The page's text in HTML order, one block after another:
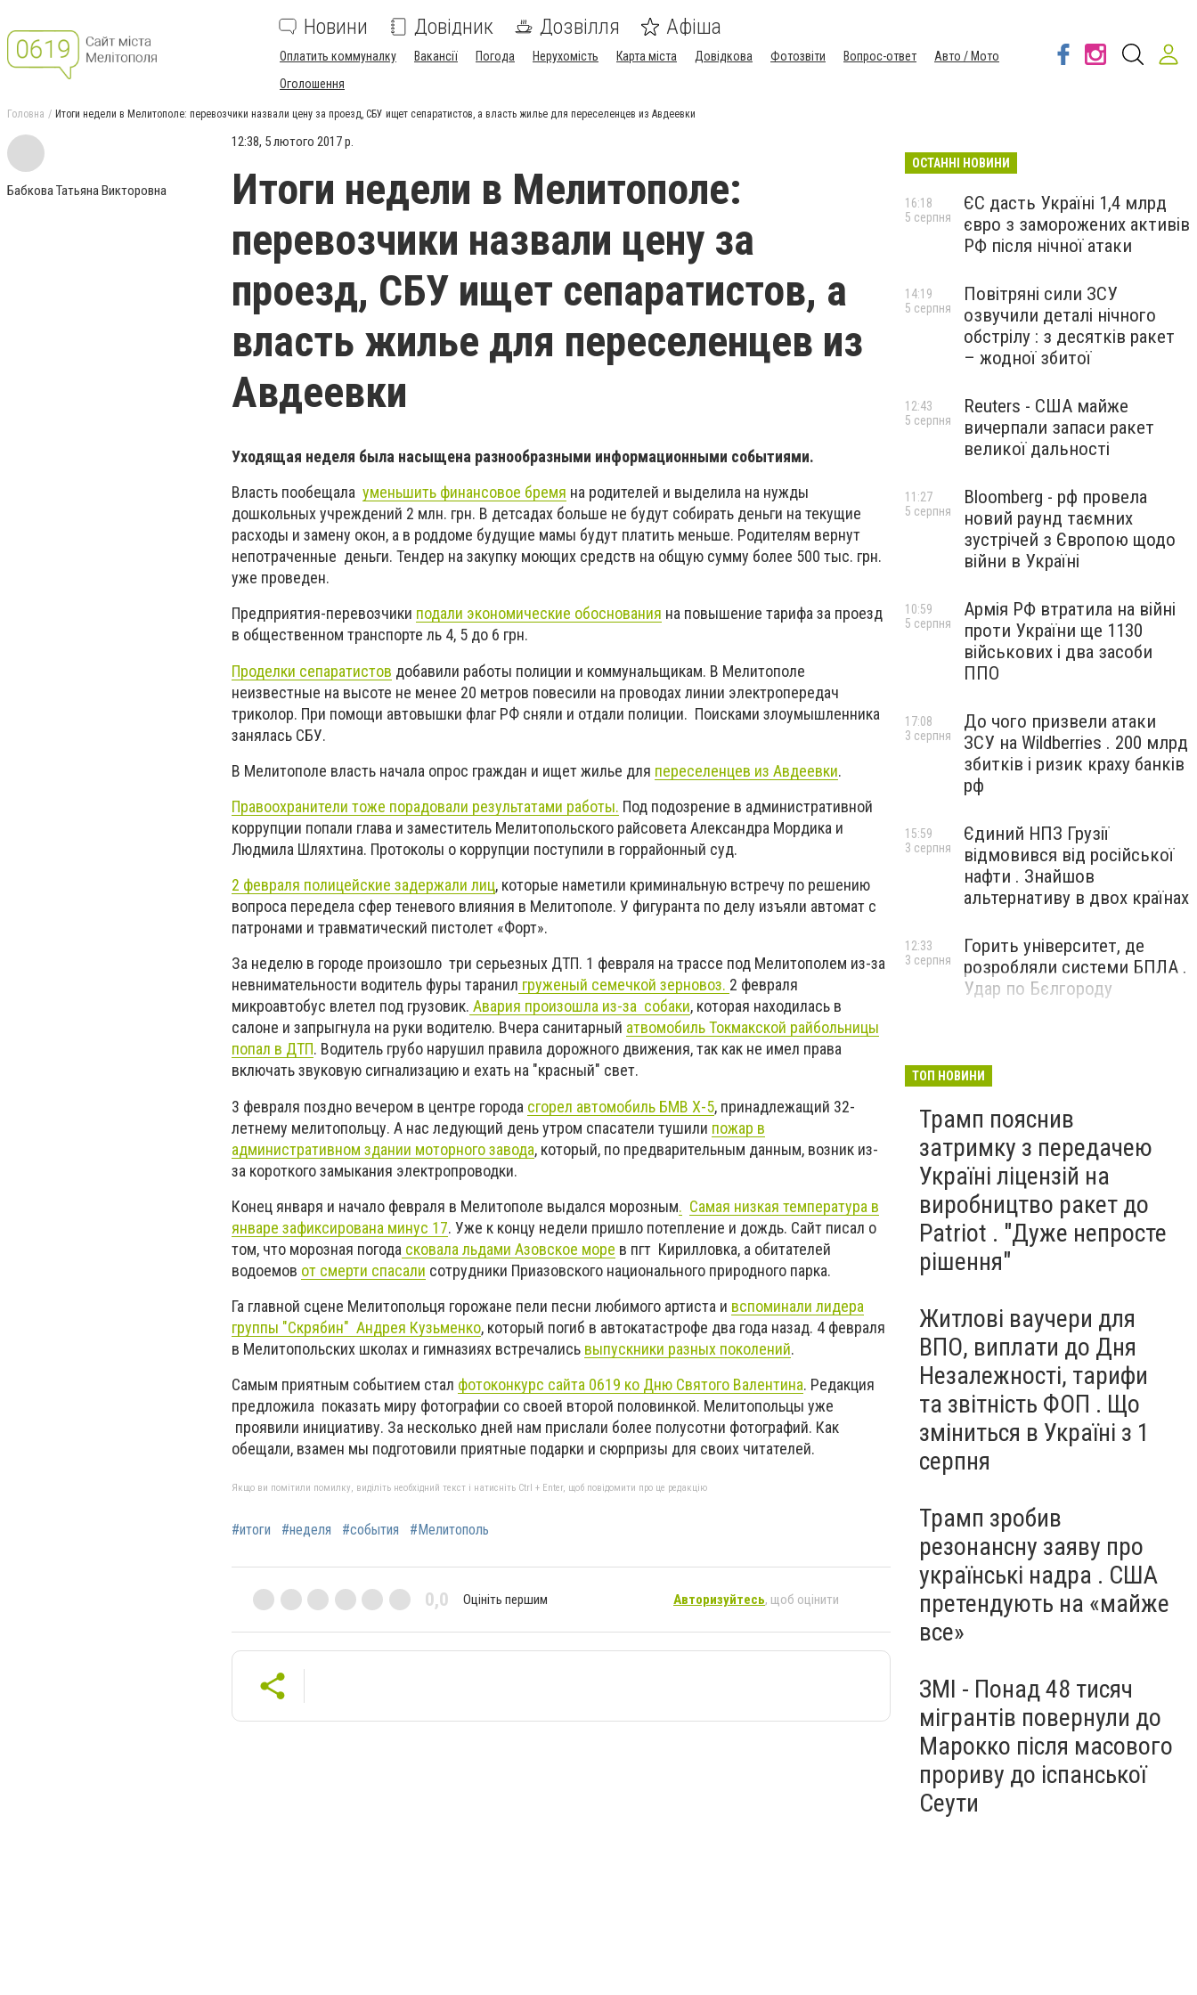
Новини Довідник Дозвілля Афіша
Оплатить коммуналку Вакансії Погода Нерухомість Карта міста Довідкова Фотозвіти Вопрос-ответ
Авто / Мото
Оголошення
Головна Итоги недели в Мелитополе: перевозчики назвали цену за проезд, СБУ ищет сепаратистов, а власть жилье для переселенцев из Авдеевки
Бабкова Татьяна Викторовна
12:38, 5 лютого 2017 р.
Итоги недели в Мелитополе:
перевозчики назвали цену за
проезд, СБУ ищет сепаратистов, а
власть жилье для переселенцев из
Авдеевки
Уходящая неделя была насыщена разнообразными информационными событиями.
Власть пообещала уменьшить финансовое бремя на родителей и выделила на нужды
дошкольных учреждений 2 млн. грн. В детсадах больше не будут собирать деньги на текущие
расходы и замену окон, а в роддоме будущие мамы будут платить меньше. Родителям вернут
непотраченные деньги. Тендер на закупку моющих средств на общую сумму более 500 тыс. грн.
уже проведен.
Предприятия-перевозчики подали экономические обоснования на повышение тарифа за проезд
в общественном транспорте ль 4, 5 до 6 грн.
Проделки сепаратистов добавили работы полиции и коммунальщикам. В Мелитополе
неизвестные на высоте не менее 20 метров повесили на проводах линии электропередач
триколор. При помощи автовышки флаг РФ сняли и отдали полиции. Поисками злоумышленника
занялась СБУ.
В Мелитополе власть начала опрос граждан и ищет жилье для переселенцев из Авдеевки.
Правоохранители тоже порадовали результатами работы. Под подозрение в административной
коррупции попали глава и заместитель Мелитопольского райсовета Александра Мордика и
Людмила Шляхтина. Протоколы о коррупции поступили в горрайонный суд.
2 февраля полицейские задержали лиц, которые наметили криминальную встречу по решению
вопроса передела сфер теневого влияния в Мелитополе. У фигуранта по делу изъяли автомат с
патронами и травматический пистолет «Форт».
За неделю в городе произошло три серьезных ДТП. 1 февраля на трассе под Мелитополем из-за
невнимательности водитель фуры таранил груженый семечкой зерновоз. 2 февраля
микроавтобус влетел под грузовик. Авария произошла из-за собаки, которая находилась в
салоне и запрыгнула на руки водителю. Вчера санитарный атвомобиль Токмакской райбольницы
попал в ДТП. Водитель грубо нарушил правила дорожного движения, так как не имел права
включать звуковую сигнализацию и ехать на "красный" свет.
3 февраля поздно вечером в центре города сгорел автомобиль БМВ Х-5, принадлежащий 32-
летнему мелитопольцу. А нас ледующий день утром спасатели тушили пожар в
административном здании моторного завода, который, по предварительным данным, возник из-
за короткого замыкания электропроводки.
Конец января и начало февраля в Мелитополе выдался морозным. Самая низкая температура в
январе зафиксирована минус 17. Уже к концу недели пришло потепление и дождь. Сайт писал о
том, что морозная погода сковала льдами Азовское море в пгт Кирилловка, а обитателей
водоемов от смерти спасали сотрудники Приазовского национального природного парка.
Га главной сцене Мелитопольця горожане пели песни любимого артиста и вспоминали лидера
группы "Скрябин" Андрея Кузьменко, который погиб в автокатастрофе два года назад. 4 февраля
в Мелитопольских школах и гимназиях встречались выпускники разных поколений.
Самым приятным событием стал фотоконкурс сайта 0619 ко Дню Святого Валентина. Редакция
предложила показать миру фотографии со своей второй половинкой. Мелитопольцы уже
проявили инициативу. За несколько дней нам прислали более полусотни фотографий. Как
обещали, взамен мы подготовили приятные подарки и сюрпризы для своих читателей.
Якщо ви помітили помилку, виділіть необхідний текст і натисніть Ctrl + Enter, щоб повідомити про це редакцію
#итоги #неделя #события #Мелитополь
0,0 Оцініть першим Авторизуйтесь, щоб оцінити
ОСТАННІ НОВИНИ
ЄС дасть Україні 1,4 млрд
євро з заморожених активів
РФ після нічної атаки
16:18
5 серпня
Повітряні сили ЗСУ
озвучили деталі нічного
обстрілу : з десятків ракет
– жодної збитої
14:19
5 серпня
Reuters - США майже
вичерпали запаси ракет
великої дальності
12:43
5 серпня
Bloomberg - рф провела
новий раунд таємних
зустрічей з Європою щодо
війни в Україні
11:27
5 серпня
Армія РФ втратила на війні
проти України ще 1130
військових і два засоби
ППО
10:59
5 серпня
До чого призвели атаки
ЗСУ на Wildberries . 200 млрд
збитків і ризик краху банків
рф
17:08
3 серпня
Єдиний НПЗ Грузії
відмовився від російської
нафти . Знайшов
альтернативу в двох країнах
15:59
3 серпня
Горить університет, де
розробляли системи БПЛА .
Удар по Бєлгороду
12:33
3 серпня
ТОП НОВИНИ
Трамп пояснив
затримку з передачею
Україні ліцензій на
виробництво ракет до
Patriot . "Дуже непросте
рішення"
Житлові ваучери для
ВПО, виплати до Дня
Незалежності, тарифи
та звітність ФОП . Що
зміниться в Україні з 1
серпня
Трамп зробив
резонансну заяву про
українські надра . США
претендують на «майже
все»
ЗМІ - Понад 48 тисяч
мігрантів повернули до
Марокко після масового
прориву до іспанської
Сеути